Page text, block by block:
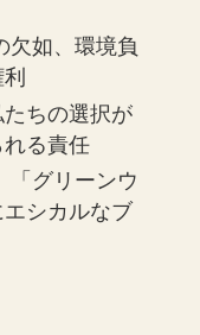
欠如、環境負
たちの選択が
る責任
「グリーンウ
シカルなブ